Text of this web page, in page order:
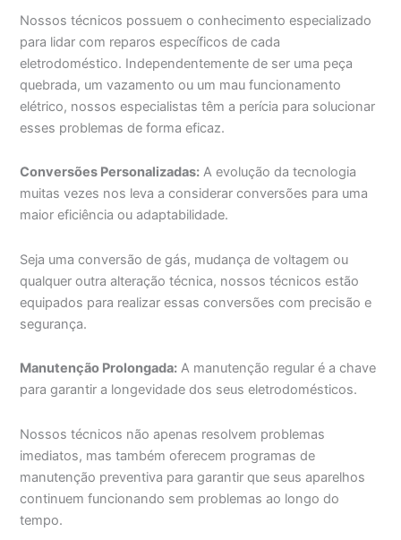
Nossos técnicos possuem o conhecimento especializado
para lidar com reparos específicos de cada
eletrodoméstico. Independentemente de ser uma peça
quebrada, um vazamento ou um mau funcionamento
elétrico, nossos especialistas têm a perícia para solucionar
esses problemas de forma eficaz.
Conversões Personalizadas: A evolução da tecnologia
muitas vezes nos leva a considerar conversões para uma
maior eficiência ou adaptabilidade.
Seja uma conversão de gás, mudança de voltagem ou
qualquer outra alteração técnica, nossos técnicos estão
equipados para realizar essas conversões com precisão e
segurança.
Manutenção Prolongada: A manutenção regular é a chave
para garantir a longevidade dos seus eletrodomésticos.
Nossos técnicos não apenas resolvem problemas
imediatos, mas também oferecem programas de
manutenção preventiva para garantir que seus aparelhos
continuem funcionando sem problemas ao longo do
tempo.